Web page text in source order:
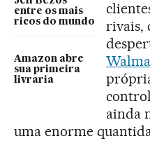
entre os mais
ricos do mundo
Amazon abre
sua primeira
livraria
rivais,
ainda
uma enorme